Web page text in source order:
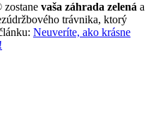
vaša záhrada zelená a
trávnika, ktorý
Neuveríte, ako krásne